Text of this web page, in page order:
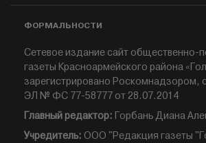
ФОРМАЛЬНОСТИ
Сетевое издание сайт общественно-
газеты Красноармейского района
зарегистрировано Роскомнадзором,
ЭЛ № ФС 77-58777 от 28.07.2014
Главный редактор: Горбань Диана
Учредитель: ООО "Редакция газеты